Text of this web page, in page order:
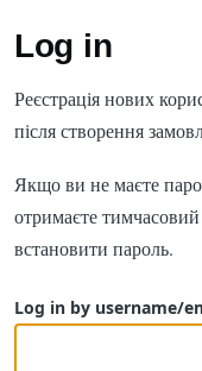
Log in
Реєстрація нових
після створення
Якщо ви не маєте
отримаєте
встановити пароль.
Log in by username/